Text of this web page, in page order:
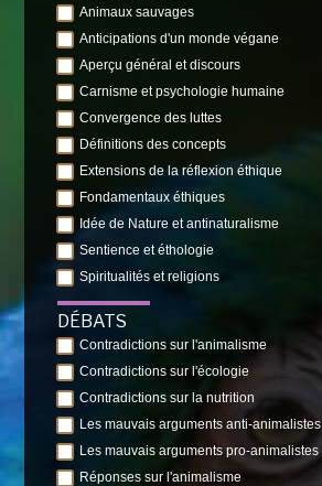
Animaux sauvages
Anticipations d'un monde végane
Aperçu général et discours
Carnisme et psychologie humaine
Convergence des luttes
Définitions des concepts
Extensions de la réflexion éthique
Fondamentaux éthiques
Idée de Nature et antinaturalisme
Sentience et éthologie
Spiritualités et religions
DÉBATS
Contradictions sur l'animalisme
Contradictions sur l'écologie
Contradictions sur la nutrition
Les mauvais arguments anti-animalistes
Les mauvais arguments pro-animalistes
Réponses sur l'animalisme